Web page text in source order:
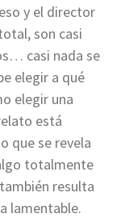
y el director
son casi
casi nada se
elegir a qué
elegir una
está
que se revela
totalmente
resulta
lamentable.